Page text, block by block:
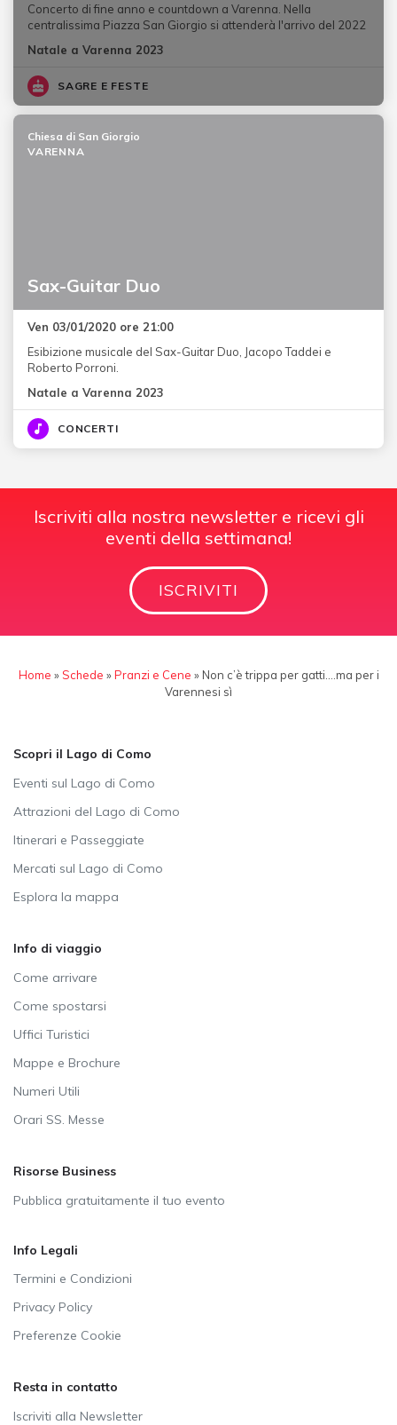
Concerto di fine anno e countdown a Varenna. Nella
centralissima Piazza San Giorgio si attenderà l'arrivo del 2022
Natale a Varenna 2023
SAGRE E FESTE
Sax-Guitar Duo
Chiesa di San Giorgio
VARENNA
Ven 03/01/2020 ore 21:00
Esibizione musicale del Sax-Guitar Duo, Jacopo Taddei e
Roberto Porroni.
Natale a Varenna 2023
CONCERTI
Iscriviti alla nostra newsletter e ricevi gli
eventi della settimana!
ISCRIVITI
Home »Schede »Pranzi e Cene » Non c’è trippa per gatti….ma per i
Varennesi sì
Scopri il Lago di Como
Eventi sul Lago di Como
Attrazioni del Lago di Como
Itinerari e Passeggiate
Mercati sul Lago di Como
Esplora la mappa
Info di viaggio
Come arrivare
Come spostarsi
Uffici Turistici
Mappe e Brochure
Numeri Utili
Orari SS. Messe
Risorse Business
Pubblica gratuitamente il tuo evento
Info Legali
Termini e Condizioni
Privacy Policy
Preferenze Cookie
Resta in contatto
Iscriviti alla Newsletter